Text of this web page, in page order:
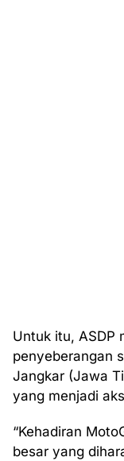
Untuk itu, ASDP
penyeberangan
Jangkar (Jawa
yang menjadi
“Kehadiran
besar yang